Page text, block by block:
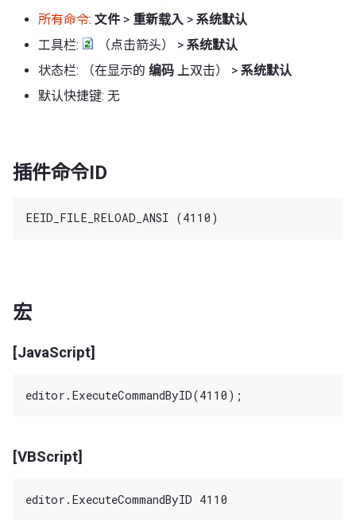
所有命令: 文件 > 重新载入 > 系统默认
工具栏:
（点击箭头） > 系统默认
状态栏: （在显示的 编码 上双击） > 系统默认
默认快捷键: 无
插件命令ID
宏
[JavaScript]
[VBScript]